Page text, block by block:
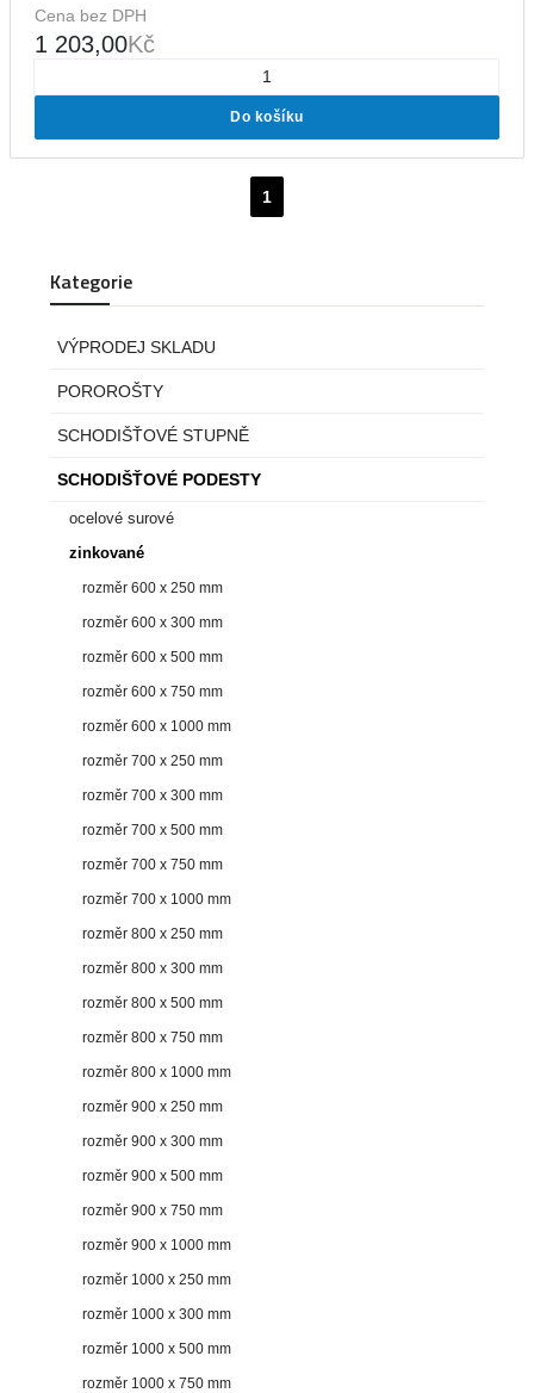
Cena bez DPH
1 203,00Kč
Do košíku
1
Kategorie
VÝPRODEJ SKLADU
POROROŠTY
SCHODIŠŤOVÉ STUPNĚ
SCHODIŠŤOVÉ PODESTY
ocelové surové
zinkované
rozměr 600 x 250 mm
rozměr 600 x 300 mm
rozměr 600 x 500 mm
rozměr 600 x 750 mm
rozměr 600 x 1000 mm
rozměr 700 x 250 mm
rozměr 700 x 300 mm
rozměr 700 x 500 mm
rozměr 700 x 750 mm
rozměr 700 x 1000 mm
rozměr 800 x 250 mm
rozměr 800 x 300 mm
rozměr 800 x 500 mm
rozměr 800 x 750 mm
rozměr 800 x 1000 mm
rozměr 900 x 250 mm
rozměr 900 x 300 mm
rozměr 900 x 500 mm
rozměr 900 x 750 mm
rozměr 900 x 1000 mm
rozměr 1000 x 250 mm
rozměr 1000 x 300 mm
rozměr 1000 x 500 mm
rozměr 1000 x 750 mm